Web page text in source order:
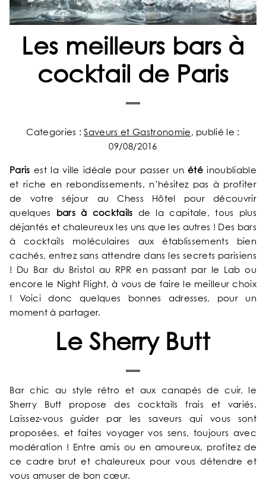
ACCUEIL
NOTRE UNIVERS
Les meilleurs bars à
cocktail de Paris
Categories :Saveurs et Gastronomie , publié le :
09/08/2016
Paris est la ville idéale pour passer unété inoubliable
et riche en rebondissements, n’hésitez pas à profiter
de votre séjour au Chess Hôtel pour découvrir
quelques
bars à cocktails de la capitale, tous plus
déjantés et chaleureux les uns que les autres ! Des bars
à cocktails moléculaires aux établissements bien
cachés, entrez sans attendre dans les secrets parisiens
! Du Bar du Bristol au RPR en passant par le Lab ou
encore le Night Flight, à vous de faire le meilleur choix
! Voici donc quelques bonnes adresses, pour un
moment à partager.
Le Sherry Butt
Bar chic au style rétro et aux canapés de cuir, le
Sherry Butt propose des cocktails frais et variés.
Laissez-vous guider par les saveurs qui vous sont
proposées, et faites voyager vos sens, toujours avec
modération ! Entre amis ou en amoureux, profitez de
ce cadre brut et chaleureux pour vous détendre et
vous amuser de bon cœur.